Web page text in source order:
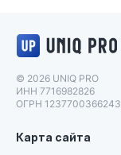
© 2026 UNIQ PRO
ИНН 7716982826
ОГРН 1237700366243
Карта сайта